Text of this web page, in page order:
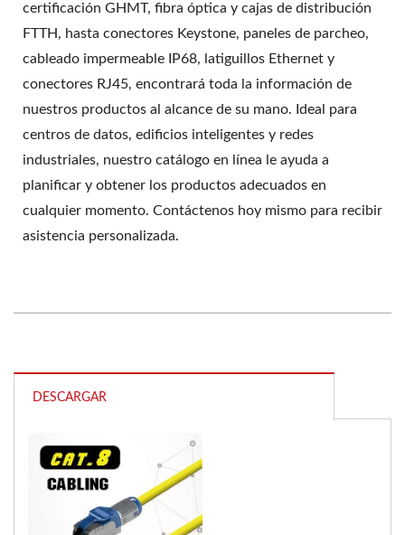
certificación GHMT, fibra óptica y cajas de distribución
FTTH, hasta conectores Keystone, paneles de parcheo,
cableado impermeable IP68, latiguillos Ethernet y
conectores RJ45, encontrará toda la información de
nuestros productos al alcance de su mano. Ideal para
centros de datos, edificios inteligentes y redes
industriales, nuestro catálogo en línea le ayuda a
planificar y obtener los productos adecuados en
cualquier momento. Contáctenos hoy mismo para recibir
asistencia personalizada.
DESCARGAR